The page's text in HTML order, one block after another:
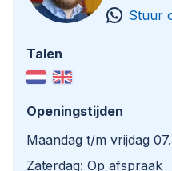
Stuur
Talen
Openingstijden
Maandag t/m vrijdag
Zaterdag: Op afspraak